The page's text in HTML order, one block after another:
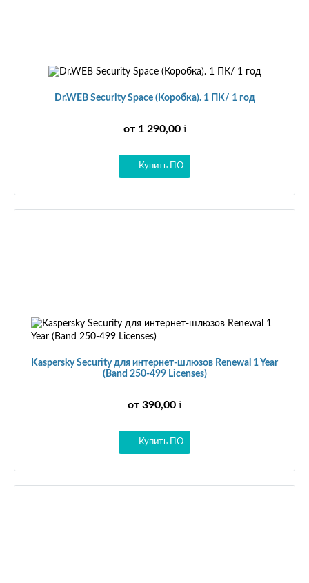
Dr.WEB Security Space (Коробка). 1 ПК/ 1 год
от 1 290,00 i
Купить ПО
Kaspersky Security для интернет-шлюзов Renewal 1 Year
(Band 250-499 Licenses)
от 390,00 i
Купить ПО